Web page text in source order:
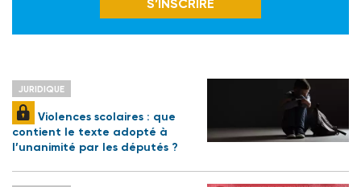
S’INSCRIRE
JURIDIQUE
Violences scolaires : que
contient le texte adopté à
l’unanimité par les députés ?